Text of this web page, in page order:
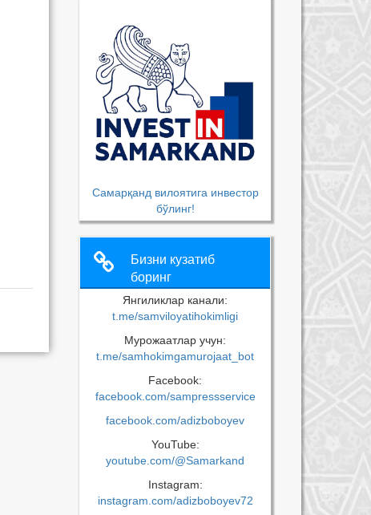
Самарқанд вилоятига инвестор
бўлинг!
Бизни кузатиб
боринг
Янгиликлар канали:
t.me/samviloyatihokimligi
Мурожаатлар учун:
t.me/samhokimgamurojaat_bot
Facebook:
facebook.com/sampressservice
facebook.com/adizboboyev
YouTube:
youtube.com/@Samarkand
Instagram:
instagram.com/adizboboyev72